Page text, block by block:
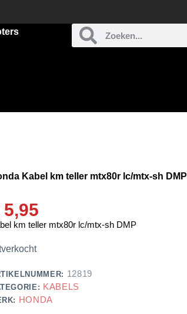
Kabel km teller mtx80r lc/mtx-sh DMP
5,95
km teller mtx80r lc/mtx-sh DMP
12819
KABELS
HONDA